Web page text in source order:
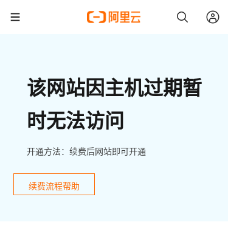
该网站因主机过期暂
时无法访问
开通方法：续费后网站即可开通
续费流程帮助